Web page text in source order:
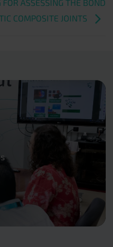
ASSESSING THE BOND
COMPOSITE JOINTS